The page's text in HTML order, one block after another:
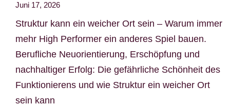
Juni 17, 2026
Struktur kann ein weicher Ort sein – Warum immer
mehr High Performer ein anderes Spiel bauen.
Berufliche Neuorientierung, Erschöpfung und
nachhaltiger Erfolg: Die gefährliche Schönheit des
Funktionierens und wie Struktur ein weicher Ort
sein kann